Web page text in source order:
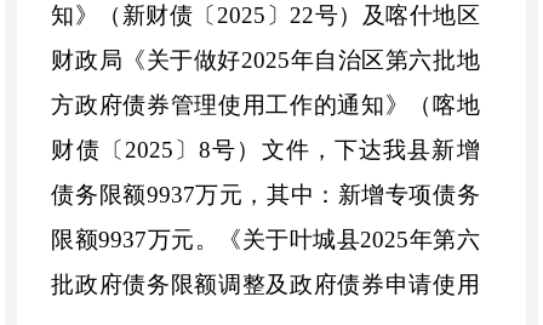
知》（新财债〔2025〕 22号）及喀什地区
财政局《关于做好2025年自治区第六批地
方政府债券管理使用工作的通知》（喀地
财债〔2025〕8号）文件 ， 下达我县新增
债务限额9937万元，其中：新增专项债务
限额9937万元。《关于叶城县2025年第六
批政府债务限额调整及政府债券申请使用